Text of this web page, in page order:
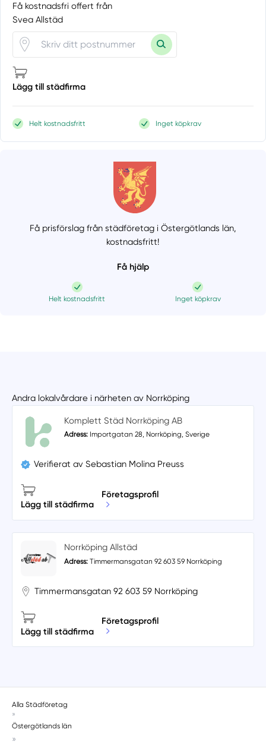
Få kostnadsfri offert från
Svea Allstäd
Lägg till städfirma
Helt kostnadsfritt Inget köpkrav
Få prisförslag från städföretag i Östergötlands län,
kostnadsfritt!
Få hjälp
Helt kostnadsfritt Inget köpkrav
Andra lokalvårdare i närheten av Norrköping
Komplett Städ Norrköping AB
Adress: Importgatan 28, Norrköping, Sverige
Verifierat av Sebastian Molina Preuss
Lägg till städfirma
Företagsprofil
Norrköping Allstäd
Adress: Timmermansgatan 92 603 59 Norrköping
Timmermansgatan 92 603 59 Norrköping
Lägg till städfirma
Företagsprofil
Alla Städföretag
»
Östergötlands län
»